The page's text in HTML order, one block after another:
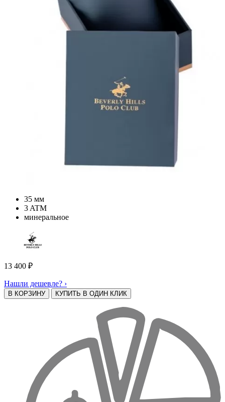
35 мм
3 ATM
минеральное
13 400 ₽
Нашли дешевле? ›
В КОРЗИНУ КУПИТЬ В ОДИН КЛИК